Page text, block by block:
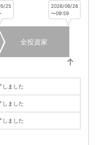
25
2026/06/26
〜09:59
全投資家
しました
しました
しました